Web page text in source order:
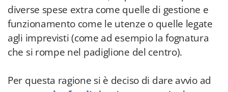
diverse spese extra come quelle di gestione e
funzionamento come le utenze o quelle legate
agli imprevisti (come ad esempio la fognatura
che si rompe nel padiglione del centro).
Per questa ragione si è deciso di dare avvio ad